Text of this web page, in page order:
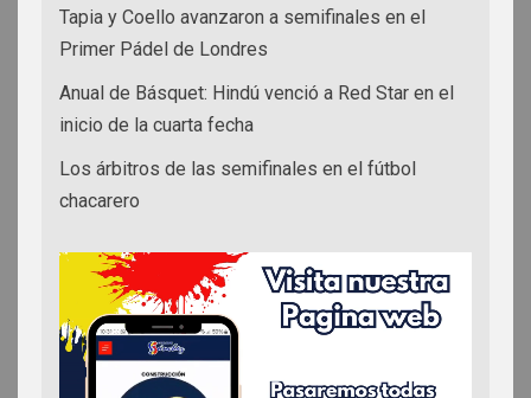
Tapia y Coello avanzaron a semifinales en el
Primer Pádel de Londres
Anual de Básquet: Hindú venció a Red Star en el
inicio de la cuarta fecha
Los árbitros de las semifinales en el fútbol
chacarero